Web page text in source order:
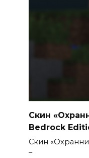
Скин
Bedrock
Скин
–